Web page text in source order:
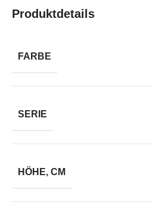
Produktdetails
FARBE
SERIE
HÖHE, CM